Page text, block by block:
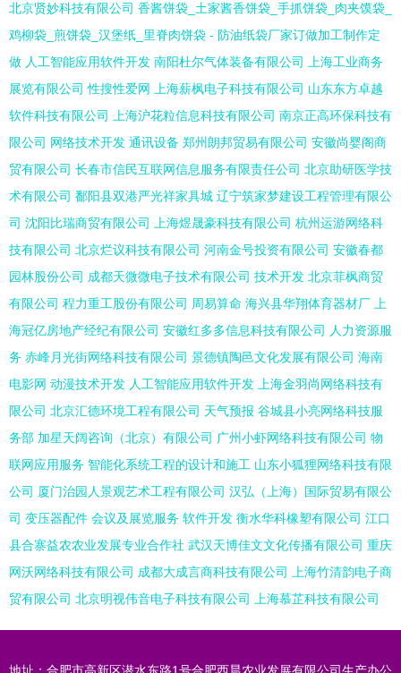
北京贤妙科技有限公司 香酱饼袋_土家酱香饼袋_手抓饼袋_肉夹馍袋_
鸡柳袋_煎饼袋_汉堡纸_里脊肉饼袋 - 防油纸袋厂家订做加工制作定
做 人工智能应用软件开发 南阳杜尔气体装备有限公司
上海工业商务
展览有限公司 性搜性爱网 上海薪枫电子科技有限公司 山东东方卓越
软件科技有限公司
上海沪花粒信息科技有限公司 南京正高环保科技有
限公司 网络技术开发 通讯设备 郑州朗邦贸易有限公司 安徽尚婴阁商
贸有限公司 长春市信民互联网信息服务有限责任公司 北京助研医学技
术有限公司 鄱阳县双港严光祥家具城 辽宁筑家梦建设工程管理有限公
司 沈阳比瑞商贸有限公司 上海煜晟豪科技有限公司 杭州运游网络科
技有限公司 北京烂议科技有限公司 河南金号投资有限公司 安徽春都
园林股份公司 成都天微微电子技术有限公司 技术开发 北京菲枫商贸
有限公司 程力重工股份有限公司 周易算命 海兴县华翔体育器材厂
上
海冠亿房地产经纪有限公司 安徽红多多信息科技有限公司
人力资源服
务 赤峰月光街网络科技有限公司 景德镇陶邑文化发展有限公司 海南
电影网 动漫技术开发 人工智能应用软件开发
上海金羽尚网络科技有
限公司 北京汇德环境工程有限公司 天气预报 谷城县小亮网络科技服
务部 加星天阔咨询（北京）有限公司 广州小虾网络科技有限公司 物
联网应用服务 智能化系统工程的设计和施工 山东小狐狸网络科技有限
公司 厦门治园人景观艺术工程有限公司 汉弘（上海）国际贸易有限公
司 变压器配件 会议及展览服务 软件开发 衡水华科橡塑有限公司 江口
县合寨益农农业发展专业合作社 武汉天博佳文文化传播有限公司 重庆
网沃网络科技有限公司 成都大成言商科技有限公司
上海竹清韵电子商
贸有限公司 北京明视伟音电子科技有限公司 上海慕芷科技有限公司